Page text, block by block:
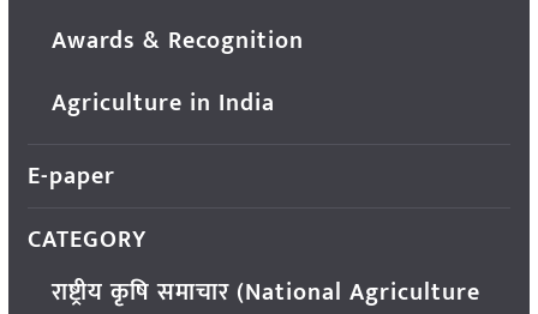
Awards & Recognition
Agriculture in India
E-paper
CATEGORY
राष्ट्रीय कृषि समाचार (National Agriculture